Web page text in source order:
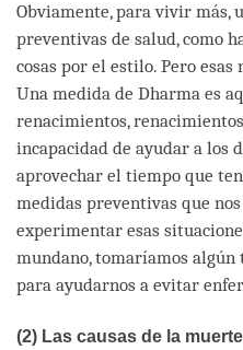
Obviamente, para vivir más,
preventivas de salud, como
cosas por el estilo. Pero
Una medida de Dharma es
renacimientos,
incapacidad de ayudar a los
aprovechar el tiempo que
medidas preventivas que
experimentar esas
mundano, tomaríamos
para ayudarnos a evitar
(2) Las causas de la